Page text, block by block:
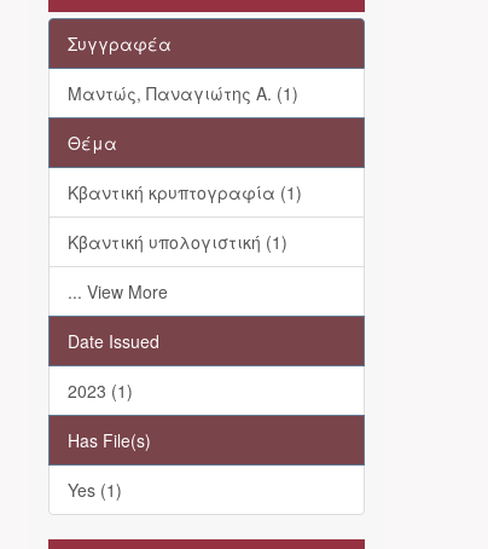
Συγγραφέα
Μαντώς, Παναγιώτης Α. (1)
Θέμα
Κβαντική κρυπτογραφία (1)
Κβαντική υπολογιστική (1)
... View More
Date Issued
2023 (1)
Has File(s)
Yes (1)